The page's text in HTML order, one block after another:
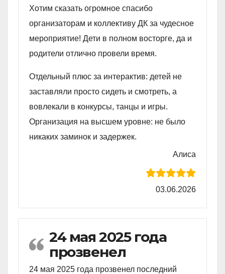
Хотим сказать огромное спасибо
организаторам и коллективу ДК за чудесное
мероприятие! Дети в полном восторге, да и
родители отлично провели время.
Отдельный плюс за интерактив: детей не
заставляли просто сидеть и смотреть, а
вовлекали в конкурсы, танцы и игры.
Организация на высшем уровне: не было
никаких заминок и задержек.
Алиса
03.06.2026
24 мая 2025 года
прозвенел
24 мая 2025 года прозвенел последний